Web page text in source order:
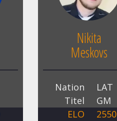
Nikita
Meskovs
Nation
LAT
Titel
GM
ELO
2550